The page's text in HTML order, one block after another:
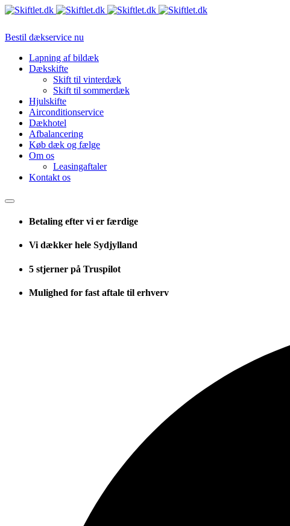
Bestil dækservice nu
Lapning af bildæk
Dækskifte
Skift til vinterdæk
Skift til sommerdæk
Hjulskifte
Airconditionservice
Dækhotel
Afbalancering
Køb dæk og fælge
Om os
Leasingaftaler
Kontakt os
Betaling efter vi er færdige
Vi dækker hele Sydjylland
5 stjerner på Truspilot
Mulighed for fast aftale til erhverv